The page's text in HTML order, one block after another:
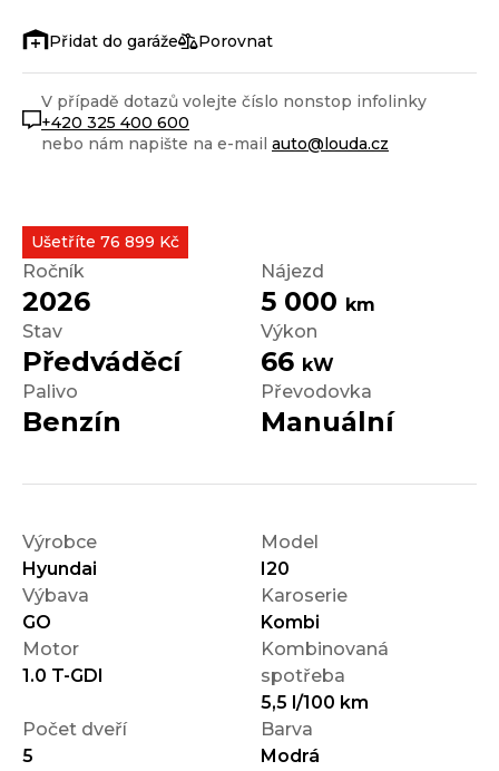
Ušetříte 76 899 Kč
Ročník
2026
Nájezd
5 000 km
Stav
Předváděcí
Výkon
66 kW
Palivo
Benzín
Převodovka
Manuální
Výrobce
Hyundai
Model
I20
Výbava
GO
Karoserie
Kombi
Motor
1.0 T-GDI
Kombinovaná
spotřeba
5,5 l/100 km
Počet dveří
5
Barva
Modrá
Porovnat
V případě dotazů volejte číslo nonstop infolinky
+420 325 400 600
nebo nám napište na e-mail auto@louda.cz